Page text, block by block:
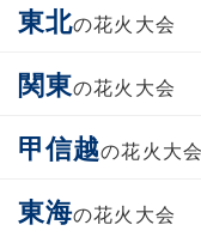
東北の花火大会
関東の花火大会
甲信越の花火大会
東海の花火大会